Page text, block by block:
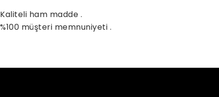
Kaliteli ham madde .
%100 müşteri memnuniyeti .